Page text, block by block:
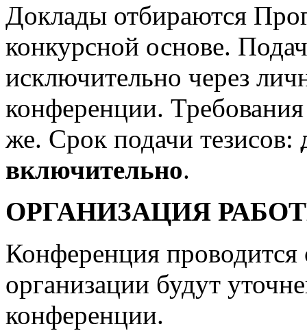
Доклады отбираются
конкурсной основе.
исключительно через
конференции.
же. Срок подачи тезисов:
включительно.
ОРГАНИЗАЦИЯ
Конференция
организации будут
конференции.